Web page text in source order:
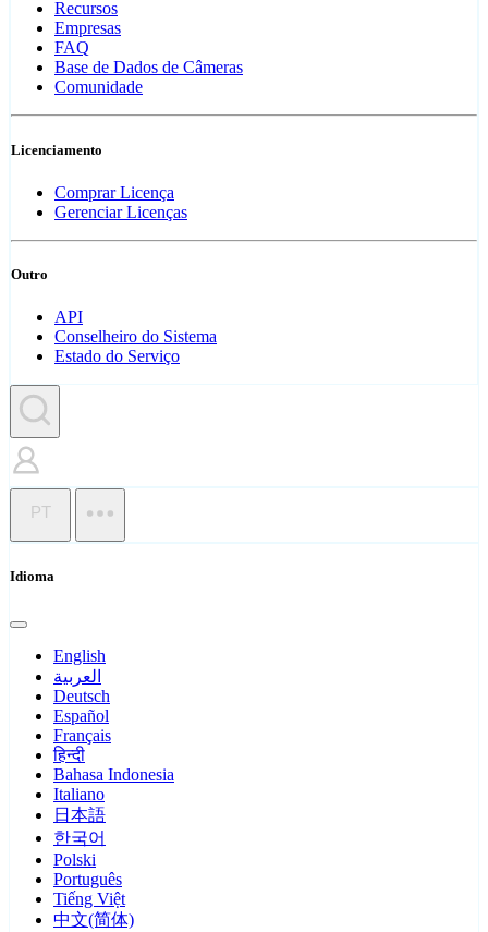
Recursos
Empresas
FAQ
Base de Dados de Câmeras
Comunidade
Licenciamento
Comprar Licença
Gerenciar Licenças
Outro
API
Conselheiro do Sistema
Estado do Serviço
PT
Idioma
English
العربية
Deutsch
Español
Français
हिन्दी
Bahasa Indonesia
Italiano
日本語
한국어
Polski
Português
Tiếng Việt
中文(简体)